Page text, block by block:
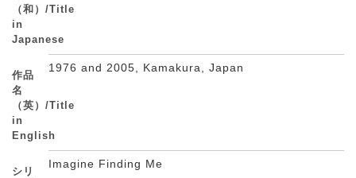
（和）/Title
in
Japanese
作品
名
（英）/Title
in
English
1976 and 2005, Kamakura, Japan
シリ
Imagine Finding Me